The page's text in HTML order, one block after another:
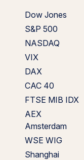
Dow Jones
S&P 500
NASDAQ
VIX
DAX
CAC 40
FTSE MIB IDX
AEX
Amsterdam
WSE WIG
Shanghai